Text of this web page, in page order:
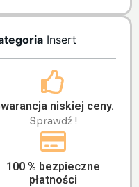
Insert
niskiej ceny.
Sprawdź !
100 % bezpieczne
płatności